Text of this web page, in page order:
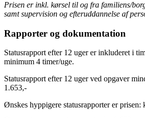
Prisen er inkl. kørsel til og fra familiens/
samt supervision og efteruddannelse af
Rapporter og dokumentation
Statusrapport efter 12 uger er inkluderet i
minimum 4 timer/uge.
Statusrapport efter 12 uger ved opgaver
1.653,-
Ønskes hyppigere statusrapporter er prisen: